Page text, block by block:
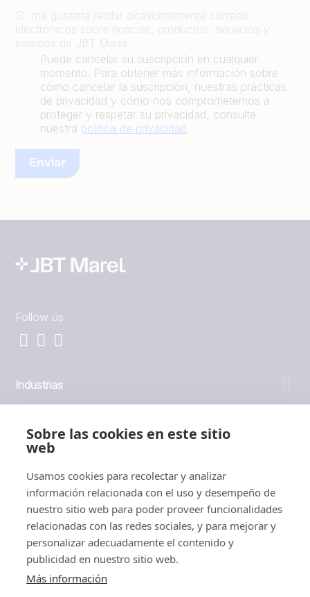
Sobre las cookies en este sitio
web
Usamos cookies para recolectar y analizar
información relacionada con el uso y desempeño de
nuestro sitio web para poder proveer funcionalidades
relacionadas con las redes sociales, y para mejorar y
personalizar adecuadamente el contenido y
publicidad en nuestro sitio web.
Más información
Sí, me gustaría recibir ocasionalmente correos
electrónicos sobre noticias, productos, servicios y
eventos de JBT Marel.
Puede cancelar su suscripción en cualquier
momento. Para obtener más información sobre
cómo cancelar la suscripción, nuestras prácticas
de privacidad y cómo nos comprometemos a
proteger y respetar su privacidad, consulte
nuestra política de privacidad.
Follow us
Industrias
Inversores
1999 - 2026 © JBT Marel